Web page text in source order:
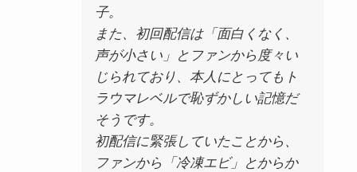
子。
また、初回配信は「面白くなく、
声が小さい」とファンから度々い
じられており、本人にとってもト
ラウマレベルで恥ずかしい記憶だ
そうです。
初配信に緊張していたことから、
ファンから「冷凍エビ」とからか